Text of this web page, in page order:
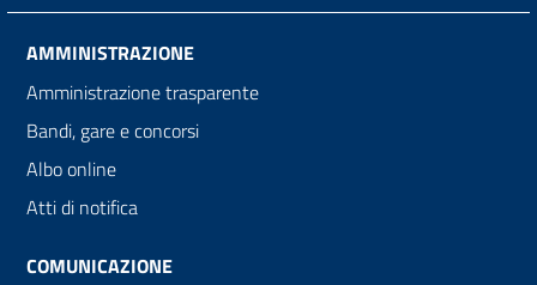
AMMINISTRAZIONE
Amministrazione trasparente
Bandi, gare e concorsi
Albo online
Atti di notifica
COMUNICAZIONE